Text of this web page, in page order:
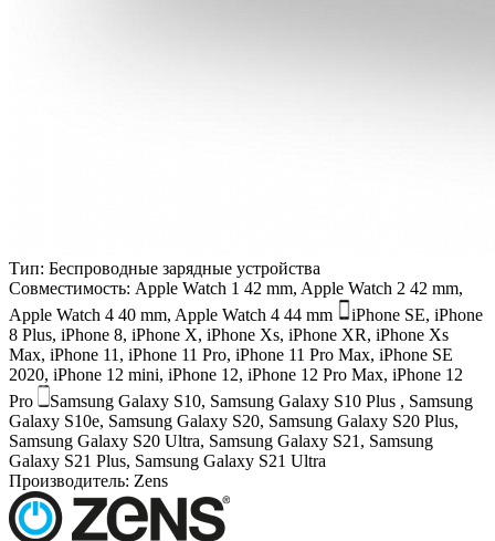
Тип: Беспроводные зарядные устройства
Совместимость: Apple Watch 1 42 mm, Apple Watch 2 42 mm,
Apple Watch 4 40 mm, Apple Watch 4 44 mm
iPhone SE, iPhone
8 Plus, iPhone 8, iPhone X, iPhone Xs, iPhone XR, iPhone Xs
Max, iPhone 11, iPhone 11 Pro, iPhone 11 Pro Max, iPhone SE
2020, iPhone 12 mini, iPhone 12, iPhone 12 Pro Max, iPhone 12
Pro
Samsung Galaxy S10, Samsung Galaxy S10 Plus , Samsung
Galaxy S10e, Samsung Galaxy S20, Samsung Galaxy S20 Plus,
Samsung Galaxy S20 Ultra, Samsung Galaxy S21, Samsung
Galaxy S21 Plus, Samsung Galaxy S21 Ultra
Производитель: Zens